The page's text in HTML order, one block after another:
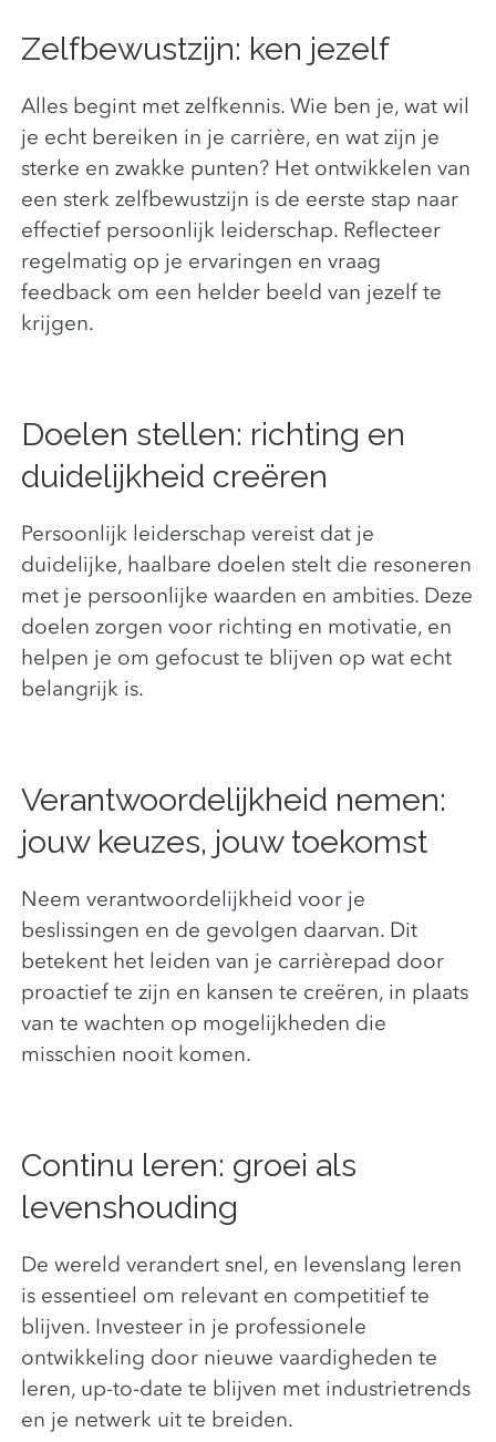
Zelfbewustzijn: ken jezelf
Alles begint met zelfkennis. Wie ben je, wat wil
je echt bereiken in je carrière, en wat zijn je
sterke en zwakke punten? Het ontwikkelen van
een sterk zelfbewustzijn is de eerste stap naar
effectief persoonlijk leiderschap. Reflecteer
regelmatig op je ervaringen en vraag
feedback om een helder beeld van jezelf te
krijgen.
Doelen stellen: richting en
duidelijkheid creëren
Persoonlijk leiderschap vereist dat je
duidelijke, haalbare doelen stelt die resoneren
met je persoonlijke waarden en ambities. Deze
doelen zorgen voor richting en motivatie, en
helpen je om gefocust te blijven op wat echt
belangrijk is.
Verantwoordelijkheid nemen:
jouw keuzes, jouw toekomst
Neem verantwoordelijkheid voor je
beslissingen en de gevolgen daarvan. Dit
betekent het leiden van je carrièrepad door
proactief te zijn en kansen te creëren, in plaats
van te wachten op mogelijkheden die
misschien nooit komen.
Continu leren: groei als
levenshouding
De wereld verandert snel, en levenslang leren
is essentieel om relevant en competitief te
blijven. Investeer in je professionele
ontwikkeling door nieuwe vaardigheden te
leren, up-to-date te blijven met industrietrends
en je netwerk uit te breiden.